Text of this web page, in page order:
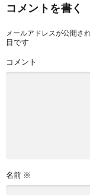
コメントを書く
メールアドレスが公開さ
目です
コメント
名前 ※